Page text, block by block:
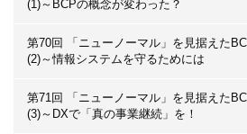
(1)～BCPの概念が変わった？
第70回 「ニューノーマル」を見据えた
(2)～情報システムを守るためには
第71回 「ニューノーマル」を見据えた
(3)～DXで「真の事業継続」を！